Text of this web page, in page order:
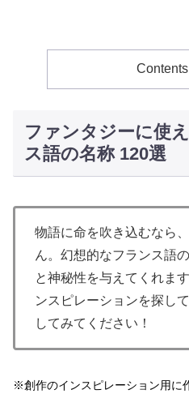
Contents
ファンタジーに使
ス語の名称 120選
物語に命を吹き込むなら
ん。幻想的なフランス語
と神秘性を与えてくれま
ンスピレーションを探し
してみてください！
※創作のインスピレーション用に